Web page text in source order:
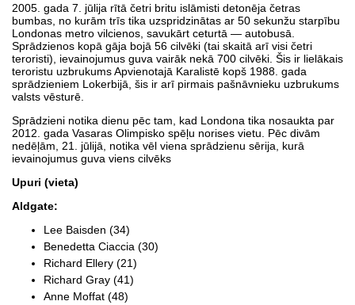
2005. gada 7. jūlija rītā četri britu islāmisti detonēja četras
bumbas, no kurām trīs tika uzspridzinātas ar 50 sekunžu starpību
Londonas metro vilcienos, savukārt ceturtā — autobusā.
Sprādzienos kopā gāja bojā 56 cilvēki (tai skaitā arī visi četri
teroristi), ievainojumus guva vairāk nekā 700 cilvēki. Šis ir lielākais
teroristu uzbrukums Apvienotajā Karalistē kopš 1988. gada
sprādzieniem Lokerbijā, šis ir arī pirmais pašnāvnieku uzbrukums
valsts vēsturē.
Sprādzieni notika dienu pēc tam, kad Londona tika nosaukta par
2012. gada Vasaras Olimpisko spēļu norises vietu. Pēc divām
nedēļām, 21. jūlijā, notika vēl viena sprādzienu sērija, kurā
ievainojumus guva viens cilvēks
Upuri (vieta)
Aldgate:
Lee Baisden (34)
Benedetta Ciaccia (30)
Richard Ellery (21)
Richard Gray (41)
Anne Moffat (48)